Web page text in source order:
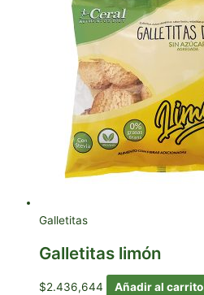
Galletitas
Galletitas limón
$2.436,644 Añadir al carrito